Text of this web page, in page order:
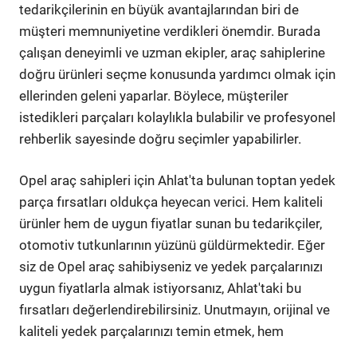
tedarikçilerinin en büyük avantajlarından biri de
müşteri memnuniyetine verdikleri önemdir. Burada
çalışan deneyimli ve uzman ekipler, araç sahiplerine
doğru ürünleri seçme konusunda yardımcı olmak için
ellerinden geleni yaparlar. Böylece, müşteriler
istedikleri parçaları kolaylıkla bulabilir ve profesyonel
rehberlik sayesinde doğru seçimler yapabilirler.
Opel araç sahipleri için Ahlat'ta bulunan toptan yedek
parça fırsatları oldukça heyecan verici. Hem kaliteli
ürünler hem de uygun fiyatlar sunan bu tedarikçiler,
otomotiv tutkunlarının yüzünü güldürmektedir. Eğer
siz de Opel araç sahibiyseniz ve yedek parçalarınızı
uygun fiyatlarla almak istiyorsanız, Ahlat'taki bu
fırsatları değerlendirebilirsiniz. Unutmayın, orijinal ve
kaliteli yedek parçalarınızı temin etmek, hem